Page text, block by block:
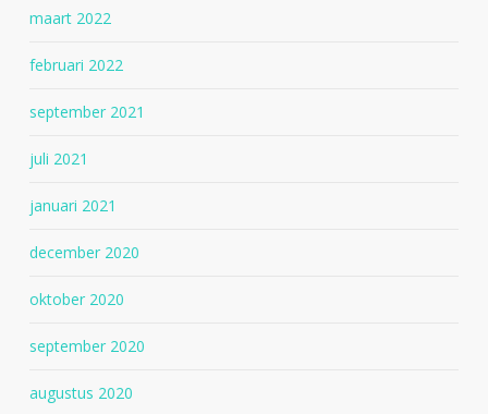
maart 2022
februari 2022
september 2021
juli 2021
januari 2021
december 2020
oktober 2020
september 2020
augustus 2020